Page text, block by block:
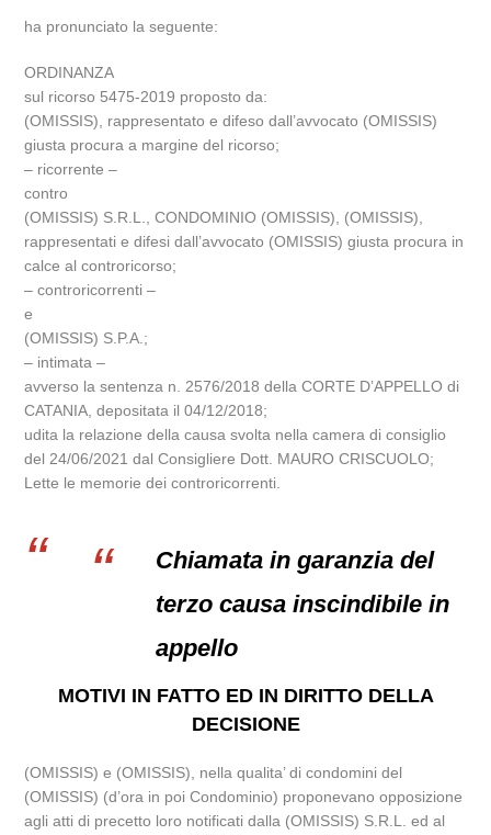
ha pronunciato la seguente:
ORDINANZA
sul ricorso 5475-2019 proposto da:
(OMISSIS), rappresentato e difeso dall’avvocato (OMISSIS)
giusta procura a margine del ricorso;
– ricorrente –
contro
(OMISSIS) S.R.L., CONDOMINIO (OMISSIS), (OMISSIS),
rappresentati e difesi dall’avvocato (OMISSIS) giusta procura in
calce al controricorso;
– controricorrenti –
e
(OMISSIS) S.P.A.;
– intimata –
avverso la sentenza n. 2576/2018 della CORTE D’APPELLO di
CATANIA, depositata il 04/12/2018;
udita la relazione della causa svolta nella camera di consiglio
del 24/06/2021 dal Consigliere Dott. MAURO CRISCUOLO;
Lette le memorie dei controricorrenti.
Chiamata in garanzia del
terzo causa inscindibile in
appello
MOTIVI IN FATTO ED IN DIRITTO DELLA
DECISIONE
(OMISSIS) e (OMISSIS), nella qualita’ di condomini del
(OMISSIS) (d’ora in poi Condominio) proponevano opposizione
agli atti di precetto loro notificati dalla (OMISSIS) S.R.L. ed al